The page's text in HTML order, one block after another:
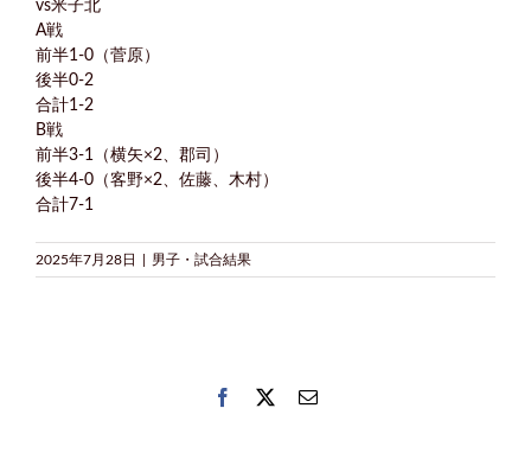
vs米子北
A戦
前半1-0（菅原）
後半0-2
合計1-2
B戦
前半3-1（横矢×2、郡司）
後半4-0（客野×2、佐藤、木村）
合計7-1
2025年7月28日 男子・試合結果
Facebook
Twitter電